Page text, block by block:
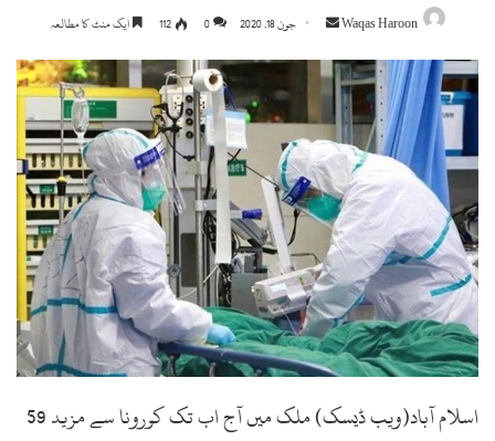
Waqas Haroon
Send
email
جون 18, 2020 0
112 ایک منٹ کا مطالعہ
اسلام آباد(ویب ڈیسک) ملک میں آج اب تک کورونا سے مزید 59